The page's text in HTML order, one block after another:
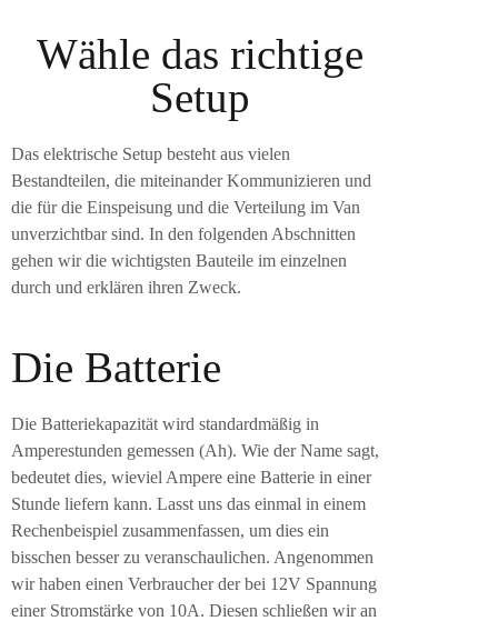
Wähle das richtige
Setup
Das elektrische Setup besteht aus vielen
Bestandteilen, die miteinander Kommunizieren und
die für die Einspeisung und die Verteilung im Van
unverzichtbar sind. In den folgenden Abschnitten
gehen wir die wichtigsten Bauteile im einzelnen
durch und erklären ihren Zweck.
Die Batterie
Die Batteriekapazität wird standardmäßig in
Amperestunden gemessen (Ah). Wie der Name sagt,
bedeutet dies, wieviel Ampere eine Batterie in einer
Stunde liefern kann. Lasst uns das einmal in einem
Rechenbeispiel zusammenfassen, um dies ein
bisschen besser zu veranschaulichen. Angenommen
wir haben einen Verbraucher der bei 12V Spannung
einer Stromstärke von 10A. Diesen schließen wir an